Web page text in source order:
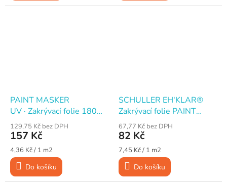
PAINT MASKER
UV · Zakrývací folie 180
cm × 20 m s maskovací
páskou 15 mm
129,75 Kč bez DPH
157 Kč
Měrná
cena:
4,36 Kč / 1 m2
Do košíku
SCHULLER EH'KLAR®
Zakrývací folie PAINT
MASKER UV, 55 cm × 20
m, s maskovací páskou 15
mm
67,77 Kč bez DPH
82 Kč
Měrná
cena:
7,45 Kč / 1 m2
Do košíku